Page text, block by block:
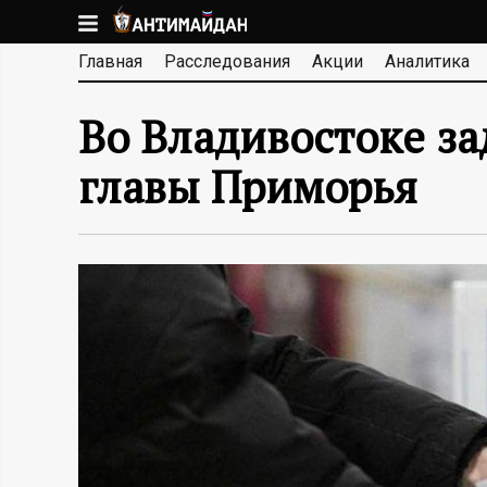
к
основномуА
Н
Т
И
М
Главная Расследования Акции Аналитика
Во Владивостоке
главы Приморья